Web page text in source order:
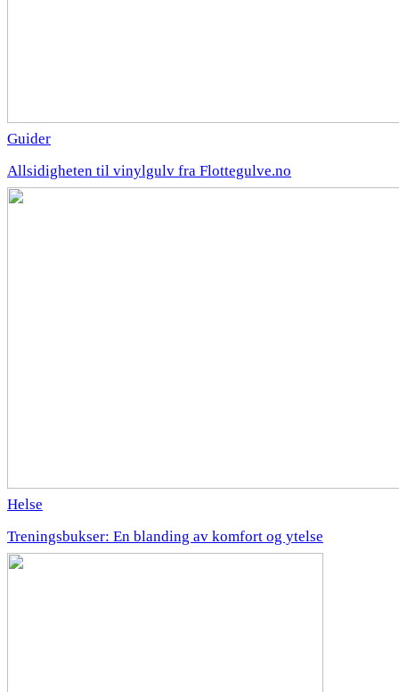
Guider
Allsidigheten til vinylgulv fra Flottegulve.no
Helse
Treningsbukser: En blanding av komfort og ytelse